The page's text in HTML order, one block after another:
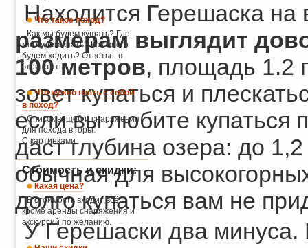
Находится Герешаска
размерам выглядит
100 метров, площадь 1.2
зовет купаться и
если вы любите купаться
даст глубина озера: до
обычная для
долго купаться вам не
У Герешаски два
Что такое поход?
Как мы будем кушать? Где
мы будем спать? Как много
будем ходить? Ответы - в
этой статье.
Что нужно взять с собой
в поход?
Список вещей и снаряжения
для похода в горы.
С картинками.
Стоимость и скидки:
Какая цена?
В стоимость входит всё,
кроме аренды снаряжения и
экскурсий по желанию.